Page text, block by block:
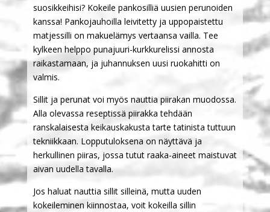
suosikkeihisi? Kokeile pankosilliä uusien perunoiden
kanssa! Pankojauhoilla leivitetty ja uppopaistettu
matjessilli on makuelämys vertaansa vailla. Tee
kylkeen helppo punajuuri-kurkkurelissi annosta
raikastamaan, ja juhannuksen uusi ruokahitti on
valmis.
Sillit ja perunat voi myös nauttia piirakan muodossa.
Alla olevassa reseptissä piirakka tehdään
ranskalaisesta keikauskakusta tarte tatinista tuttuun
tekniikkaan. Lopputuloksena on näyttävä ja
herkullinen piiras, jossa tutut raaka-aineet maistuvat
aivan uudella tavalla.
Jos haluat nauttia sillit silleinä, mutta uuden
kokeileminen kiinnostaa, voit kokeilla sillin